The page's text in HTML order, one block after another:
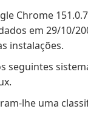
Chrome
em 29/10/
instalações.
seguintes
lhe uma